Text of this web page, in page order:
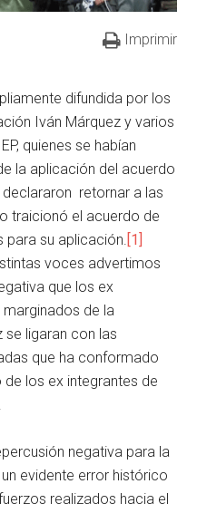
Imprimir
difundida por los
Iván Márquez y varios
quienes se habían
la aplicación del acuerdo
retornar a las
traicionó el acuerdo de
para su aplicación. [1]
voces advertimos
que los ex
marginados de la
ligaran con las
que ha conformado
los ex integrantes de
negativa para la
evidente error histórico
realizados hacia el